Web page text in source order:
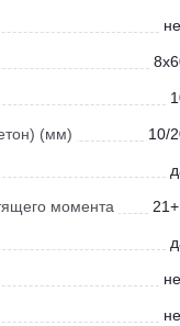
(мм) 10/
момента